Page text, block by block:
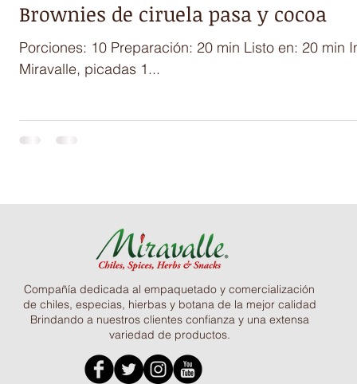
Brownies de ciruela pasa y cocoa
Porciones: 10 Preparación: 20 min Listo en: 20
Miravalle, picadas 1...
Compañía dedicada al empaquetado y comercialización
de chiles, especias, hierbas y botana de la mejor calidad
Brindando a nuestros clientes confianza y una extensa
variedad de productos.